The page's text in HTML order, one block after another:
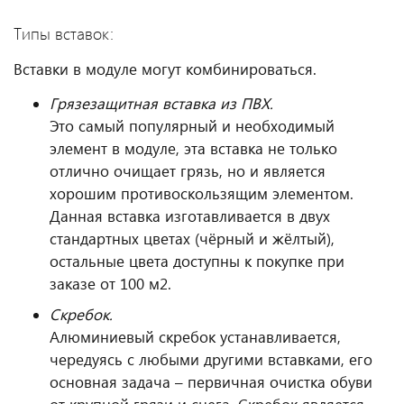
Типы вставок:
Вставки в модуле могут комбинироваться.
Грязезащитная вставка из ПВХ.
Это самый популярный и необходимый
элемент в модуле, эта вставка не только
отлично очищает грязь, но и является
хорошим противоскользящим элементом.
Данная вставка изготавливается в двух
стандартных цветах (чёрный и жёлтый),
остальные цвета доступны к покупке при
заказе от 100 м2.
Скребок.
Алюминиевый скребок устанавливается,
чередуясь с любыми другими вставками, его
основная задача – первичная очистка обуви